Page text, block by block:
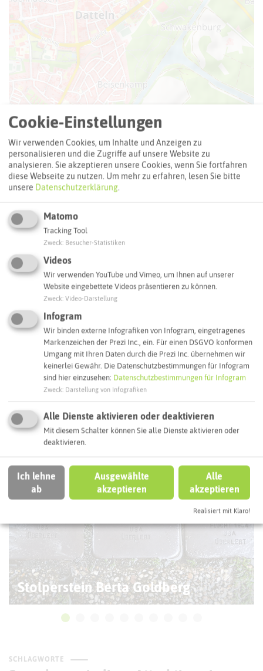
Leaflet © OpenStreetMap
Adresse:
Stolperstein Hedwig Goldberg
Carl-Gastreich-Straße 5
Interaktive Karte
Routenplanung zum Ziel:
ÖPNV-Route finden
Autoroute finden
DATTELN
Stolperstein Berta Goldberg
SCHLAGWORTE
Cookie-Einstellungen
Wir verwenden Cookies, um Inhalte und Anzeigen zu
personalisieren und die Zugriffe auf unsere Website zu
analysieren. Sie akzeptieren unsere Cookies, wenn Sie fortfahren
diese Webseite zu nutzen. Um mehr zu erfahren, lesen Sie bitte
unsere Datenschutzerklärung.
Matomo
Tracking Tool
Zweck Besucher-Statistiken
Videos
Wir verwenden YouTube und Vimeo, um Ihnen auf unserer
Website eingebettete Videos präsentieren zu können.
Zweck Video-Darstellung
Infogram
Wir binden externe Infografiken von Infogram, eingetragenes
Markenzeichen der Prezi Inc., ein. Für einen DSGVO konformen
Umgang mit Ihren Daten durch die Prezi Inc. übernehmen wir
keinerlei Gewähr. Die Datenschutzbestimmungen für Infogram
sind hier einzusehen: Datenschutzbestimmungen für Infogram
Zweck Darstellung von Infografiken
Alle Dienste aktivieren oder deaktivieren
Mit diesem Schalter können Sie alle Dienste aktivieren oder
deaktivieren.
Ich lehne
ab
Ausgewählte
akzeptieren
Alle
akzeptieren
Realisiert mit Klaro!